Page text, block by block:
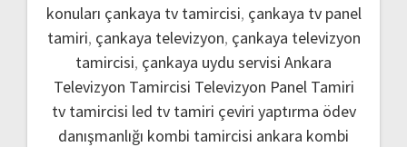
konuları çankaya tv tamircisi, çankaya tv panel
tamiri, çankaya televizyon, çankaya televizyon
tamircisi, çankaya uydu servisi Ankara
Televizyon Tamircisi Televizyon Panel Tamiri
tv tamircisi led tv tamiri çeviri yaptırma ödev
danışmanlığı kombi tamircisi ankara kombi